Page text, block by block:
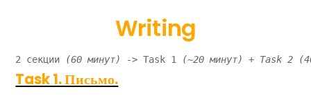
Writing
2 секции (60 минут) -> Task 1 (~20 минут) + Task 2
Task 1. Письмо.